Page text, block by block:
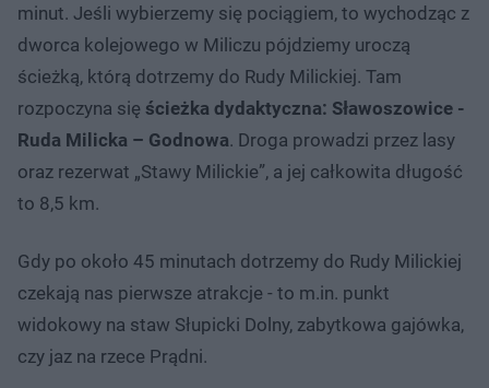
minut. Jeśli wybierzemy się pociągiem, to wychodząc z
dworca kolejowego w Miliczu pójdziemy uroczą
ścieżką, którą dotrzemy do Rudy Milickiej. Tam
rozpoczyna się ścieżka dydaktyczna: Sławoszowice -
Ruda Milicka – Godnowa. Droga prowadzi przez lasy
oraz rezerwat „Stawy Milickie”, a jej całkowita długość
to 8,5 km.
Gdy po około 45 minutach dotrzemy do Rudy Milickiej
czekają nas pierwsze atrakcje - to m.in. punkt
widokowy na staw Słupicki Dolny, zabytkowa gajówka,
czy jaz na rzece Prądni.